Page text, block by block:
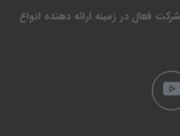
فعال در زمینه ارائه دهنده انواع